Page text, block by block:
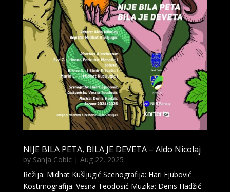
NIJE BILA PETA, BILA JE DEVETA – Aldo Nicolaj
by Sanja Cobic| Aug 22, 2025
Režija: Midhat Kušljugić Scenografija: Hari Ejubović
Kostimografija: Vesna Teodosić Muzika: Denis Hadžić